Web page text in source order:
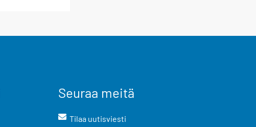
Seuraa meitä
Tilaa uutisviesti